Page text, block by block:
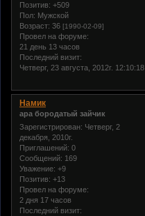
Позитив: +509
Пол: Мужской
Возраст: 36 [1990-02-09]
Провел на форуме:
21 день 13 часов
Последний визит:
Четверг, 23 августа, 2012г. 12:10:18
Намик
ара бородатый зайчик
Зарегистрирован: Четверг, 2
декабря, 2010г.
Приглашений: 0
Сообщений: 169
Уважение: +9
Позитив: +13
Провел на форуме:
2 дня 17 часов
Последний визит: